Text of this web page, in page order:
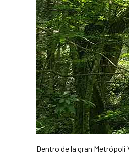
Dentro de la gran